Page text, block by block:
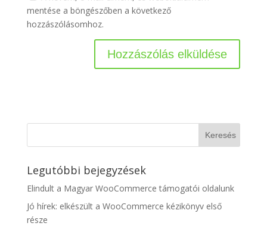
mentése a böngészőben a következő
hozzászólásomhoz.
Legutóbbi bejegyzések
Elindult a Magyar WooCommerce támogatói oldalunk
Jó hírek: elkészült a WooCommerce kézikönyv első
része